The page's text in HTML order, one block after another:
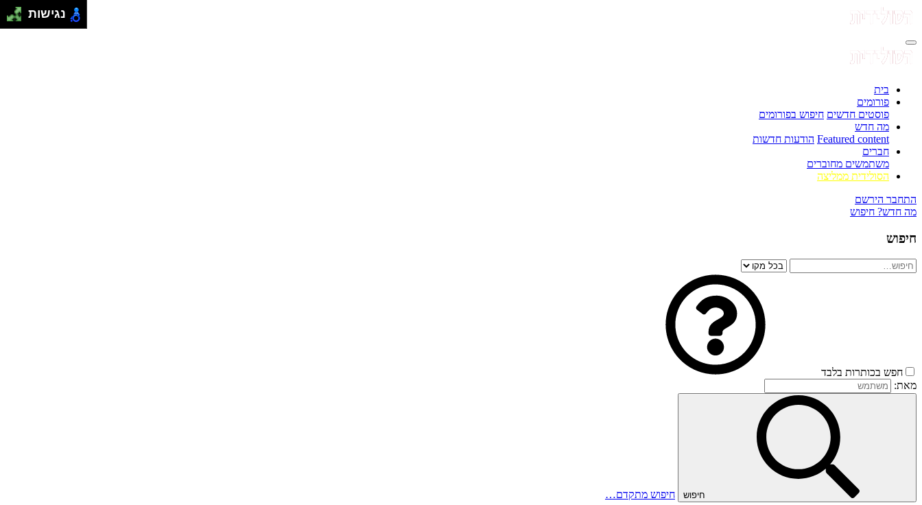
בית
פורומים
פוסטים חדשים חיפוש בפורומים
מה חדש
Featured content הודעות חדשות
חברים
משתמשים מחוברים
הסולידית ממליצה
התחבר הירשם
מה חדש? חיפוש
חיפוש
חפש בכותרות בלבד
מאת:
חיפוש חיפוש מתקדם…
נגישות